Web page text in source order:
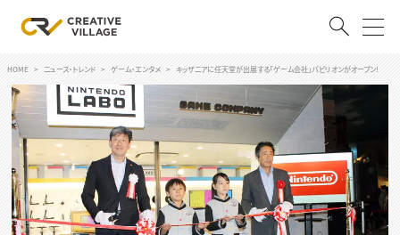
ログイン 会員登録
RECRUIT
クリエイター求人を探す
HOME ニュース・トレンド ゲーム・エンタメ キッザニアに任天堂が出展する「ゲーム会社」パビリオンがオープン!